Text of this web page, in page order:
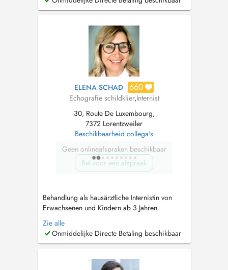
LORENTZWEILER! Behandlung als
Kindern ab 3 Jahren. Impfungen ab 10 Jahren.
Consultation interniste généralis...
ELENA SCHAD 660
Echografie schildklier,Internist
30, Route De Luxembourg,
7372 Lorentzweiler
Beschikbaarheid collega's
Geen onlineafspraken beschikbaar
Bel voor een afspraak
Behandlung als hausärztliche Internistin von
Erwachsenen und Kindern ab 3 Jahren.
Consultation for adults and children from the
age of 3 years. Консультации для взрослых
и детей от 3 лет. - Echographie / Ultraschall
Diabetes: Screening, Erstdiagnose und ...
Zie alle
Onmiddelijke Directe Betaling beschikbaar